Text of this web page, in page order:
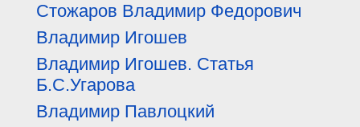
Стожаров Владимир Федорович
Владимир Игошев
Владимир Игошев. Статья
Б.С.Угарова
Владимир Павлоцкий